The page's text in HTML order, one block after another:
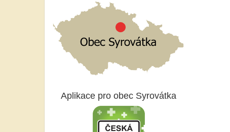
Aplikace pro obec Syrovátka